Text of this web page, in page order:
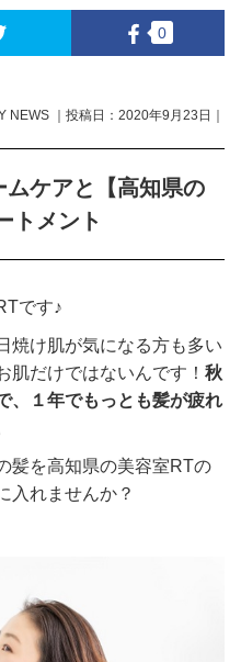
0
NEWS ｜投稿日：2020年9月23日｜
ケアと【高知県の
トメント
です♪
焼け肌が気になる方も多い
肌だけではないんです！ 秋
、１年でもっとも髪が疲れ
髪を高知県の美容室RTの
入れませんか？